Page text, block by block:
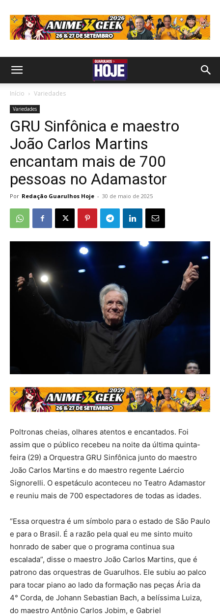
Início Variedades
Variedades
GRU Sinfônica e maestro
João Carlos Martins
encantam mais de 700
pessoas no Adamastor
Por Redação Guarulhos Hoje - 30 de maio de 2025
Poltronas cheias, olhares atentos e encantados. Foi
assim que o público recebeu na noite da última quinta-
feira (29) a Orquestra GRU Sinfônica junto do maestro
João Carlos Martins e do maestro regente Laércio
Signorelli. O espetáculo aconteceu no Teatro Adamastor
e reuniu mais de 700 espectadores de todas as idades.
“Essa orquestra é um símbolo para o estado de São Paulo
e para o Brasil. É a razão pela qual eu me sinto muito
honrado de saber que o programa continua sua
escalada”, disse o maestro João Carlos Martins, que é
patrono das orquestras de Guarulhos. Ele subiu ao palco
para tocar piano ao lado da formação nas peças Ária da
4° Corda, de Johann Sebastian Bach, a belíssima Luiza,
do maestro Antônio Carlos Jobim, e Gabriel